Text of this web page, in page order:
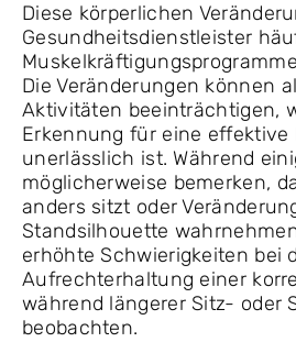
Diese körperlichen
Gesundheitsdienstleister
Die Veränderungen können
Aktivitäten beeinträchtigen,
Erkennung für eine
unerlässlich ist. Während
möglicherweise bemerken,
anders sitzt oder
Standsilhouette
erhöhte Schwierigkeiten bei
Aufrechterhaltung einer
während längerer Sitz- oder
beobachten.